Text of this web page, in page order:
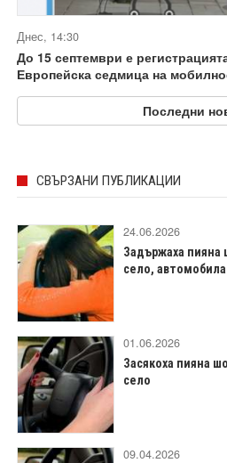
Днес, 14:30
До 15 септември е
Европейска седмица на
Последни
СВЪРЗАНИ ПУБЛИКАЦИИ
24.06.2026
Задържаха пияна
село,
01.06.2026
Засякоха пияна
село
09.04.2026